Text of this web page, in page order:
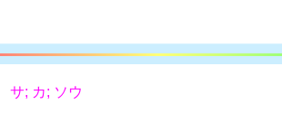
サ; カ; ソウ